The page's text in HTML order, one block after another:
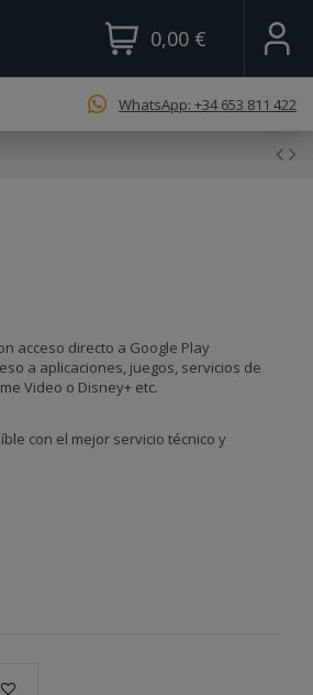
0,00 €
WhatsApp: +34 653 811 422
acceso directo a Google Play
a aplicaciones, juegos, servicios de
Video o Disney+ etc.
con el mejor servicio técnico y